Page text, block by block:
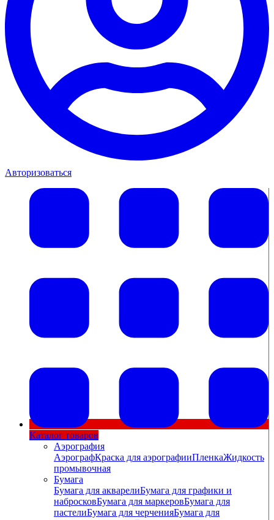
Авторизоваться
Каталог товаров
Аэрография
АэрографКраска для аэрографииПленкаЖидкость
промывочная
Бумага
Бумага для акварелиБумага для графики и
набросковБумага для маркеровБумага для
пастелиБумага для черченияБумага для